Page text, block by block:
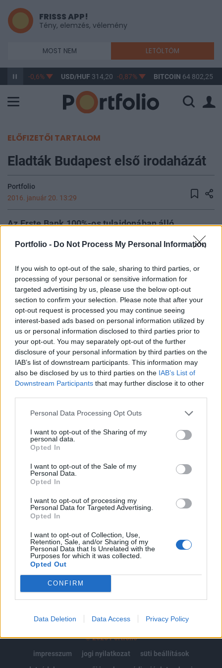
Portfolio - Do Not Process My Personal Information
If you wish to opt-out of the sale, sharing to third parties, or
processing of your personal or sensitive information for
targeted advertising by us, please use the below opt-out
section to confirm your selection. Please note that after your
opt-out request is processed you may continue seeing
interest-based ads based on personal information utilized by
us or personal information disclosed to third parties prior to
your opt-out. You may separately opt-out of the further
disclosure of your personal information by third parties on the
IAB’s list of downstream participants. This information may
also be disclosed by us to third parties on the IAB’s List of
Downstream Participants that may further disclose it to other
Personal Data Processing Opt Outs
I want to opt-out of the Sharing of my
personal data.
Opted In
I want to opt-out of the Sale of my
Personal Data.
Opted In
I want to opt-out of processing my
Personal Data for Targeted Advertising.
Opted In
I want to opt-out of Collection, Use,
Retention, Sale, and/or Sharing of my
Personal Data that Is Unrelated with the
Purposes for which it was collected.
Opted Out
CONFIRM
Data Deletion Data Access Privacy Policy
FRISSS APP!
Tény, elemzés, vélemény
MOST NEM LETÖLTÖM
363,22 -0,6% USD/HUF 314,20 -0,87% BITCOIN 64 802,25
ELŐFIZETŐI TARTALOM
Eladták Budapest első irodaházát
Portfolio
2016. január 20. 13:29
Az Erste Bank 100%-os tulajdonában álló,
ingatlankezeléssel és - értékesítéssel foglalkozó
Erste Ingatlan Kft. 2015 végén megvásárolta az
West Business Centert.
Property Awards 2026A hazai ingatlanpiac ünnepe! - Az
elmúlt egy év legkülöngesebb piaci teljesítményei és az
elmaradhatatlan üzleti networking! Részletekért
kattints!Információ és jelentkezésA Budapest első modern
irodaházaként számon tartott épületet 1991-ben adták át a
Skanska első közép-európai fejlesztéseként. A 2008-ban
végrehajtott átalakításokat követően...
KEDVES OLVASÓNK!
A keresett cikk a portfolio.hu hírarchívumához
tartozik, melynek olvasása előfizetéses
regisztrációhoz kötött.
Az előfizetés a következőket tartalmazza:
Portfolio.hu teljes cikkarchívum
Kötéslisták: BÉT elmúlt 2 év napon belüli
kötéslistái
MÁR ELŐFIZETŐNK VAGY?BEJELENTKEZÉS
© 2026 Portfolio
impresszum
jogi nyilatkozat
süti beállítások